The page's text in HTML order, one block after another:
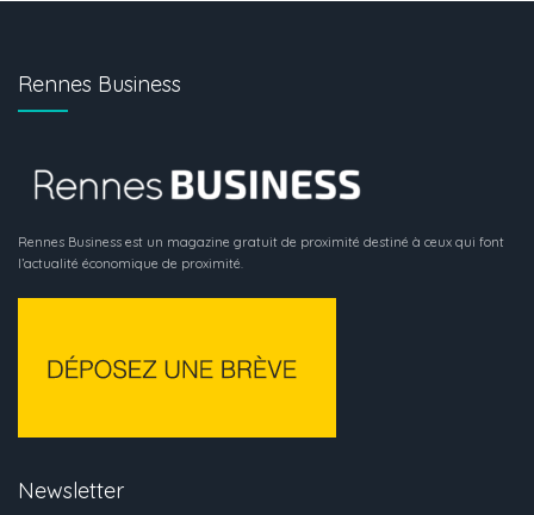
Rennes Business
Rennes Business est un magazine gratuit de proximité destiné à ceux qui font
l’actualité économique de proximité.
Newsletter